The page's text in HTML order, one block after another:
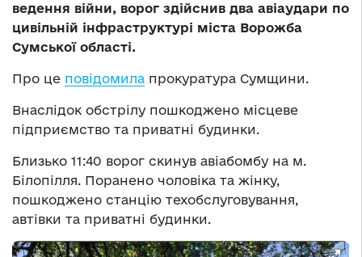
ведення війни, ворог здійснив два авіаудари по
цивільній інфраструктурі міста Ворожба
Сумської області.
Про це повідомила прокуратура Сумщини.
Внаслідок обстрілу пошкоджено місцеве
підприємство та приватні будинки.
Близько 11:40 ворог скинув авіабомбу на м.
Білопілля. Поранено чоловіка та жінку,
пошкоджено станцію техобслуговування,
автівки та приватні будинки.